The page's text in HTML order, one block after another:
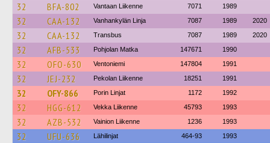
32 BFA-802 Vantaan Liikenne 7071 1989
32 CAA-132 Vanhankylän Linja 7087 1989 2020
32 CAA-132 Transbus 7087 1989 2020
32 AFB-533 Pohjolan Matka 147671 1990
32 OFO-630 Ventoniemi 147804 1991
32 JEJ-232 Pekolan Liikenne 18251 1991
32 OFY-866 Porin Linjat 1172 1992
32 HGG-612 Vekka Liikenne 45793 1993
32 AZB-532 Vainion Liikenne 1236 1993
32 UFU-636 Lähilinjat 464-93 1993